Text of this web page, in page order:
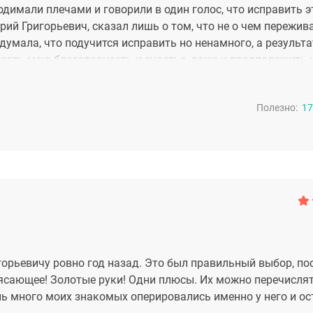
плечами и говорили в один голос, что исправить
Григорьевич, сказал лишь о том, что не о чем
что подучится исправить но ненамного, а
мою благодарность и счастье, даже и предположить
Полезно: 17
ровно год назад. Это был правильный выбор,
Золотые руки! Одни плюсы. Их можно
много моих знакомых оперировались именно у него и